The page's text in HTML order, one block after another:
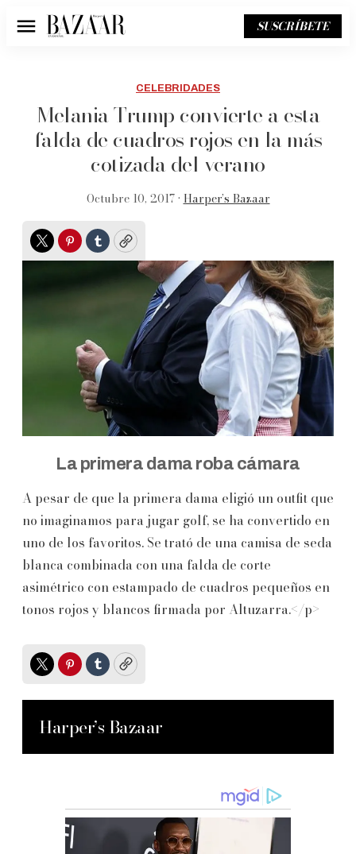
Menú SUSCRÍBETE
CELEBRIDADES
Melania Trump convierte a esta
falda de cuadros rojos en la más
cotizada del verano
Octubre 10, 2017 • Harper’s Bazaar
TwitterPinterest
TumblrCopy
La primera dama roba cámara
A pesar de que la primera dama eligió un outfit que
no imaginamos para jugar golf, se ha convertido en
uno de los favoritos. Se trató de una camisa de seda
blanca combinada con una falda de corte
asimétrico con estampado de cuadros pequeños en
tonos rojos y blancos firmada por Altuzarra.</p>
TwitterPinterest
TumblrCopy
Harper’s Bazaar